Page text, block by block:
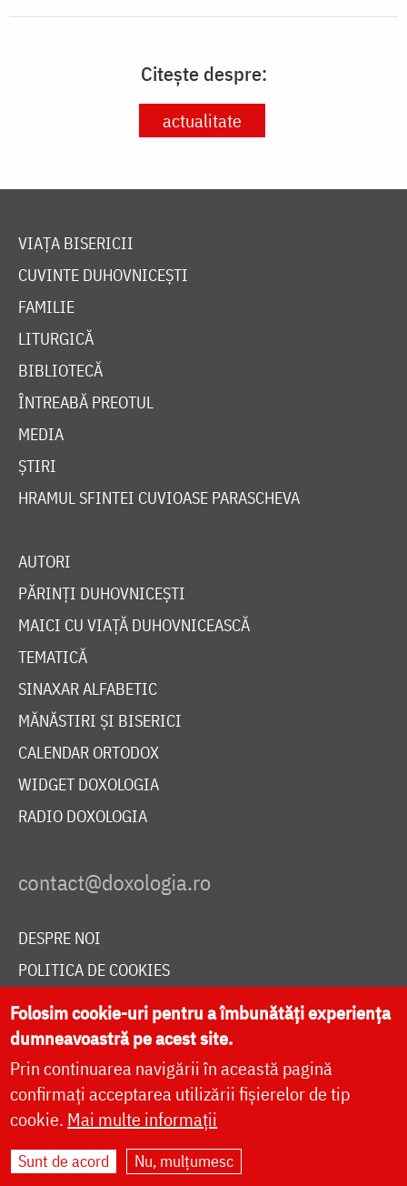
Citește despre:
actualitate
VIAȚA BISERICII
CUVINTE DUHOVNICEȘTI
FAMILIE
LITURGICĂ
BIBLIOTECĂ
ÎNTREABĂ PREOTUL
MEDIA
ȘTIRI
HRAMUL SFINTEI CUVIOASE PARASCHEVA
AUTORI
PĂRINȚI DUHOVNICEȘTI
MAICI CU VIAȚĂ DUHOVNICEASCĂ
TEMATICĂ
SINAXAR ALFABETIC
MĂNĂSTIRI ȘI BISERICI
CALENDAR ORTODOX
WIDGET DOXOLOGIA
RADIO DOXOLOGIA
DESPRE NOI
POLITICA DE COOKIES
DONEAZĂ ONLINE PENTRU CATEDRALA NAȚIONALĂ
LIVE
Site dezvoltat deDOXOLOGIA MEDIA
Folosim cookie-uri pentru a îmbunătăți experiența
dumneavoastră pe acest site.
Prin continuarea navigării în această pagină
confirmați acceptarea utilizării fișierelor de tip
cookie. Mai multe informații
Sunt de acord Nu, mulțumesc